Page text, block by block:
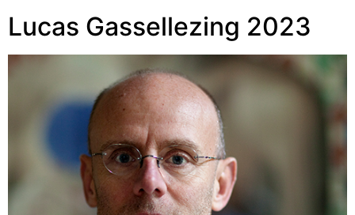
Lucas Gassellezing 2023